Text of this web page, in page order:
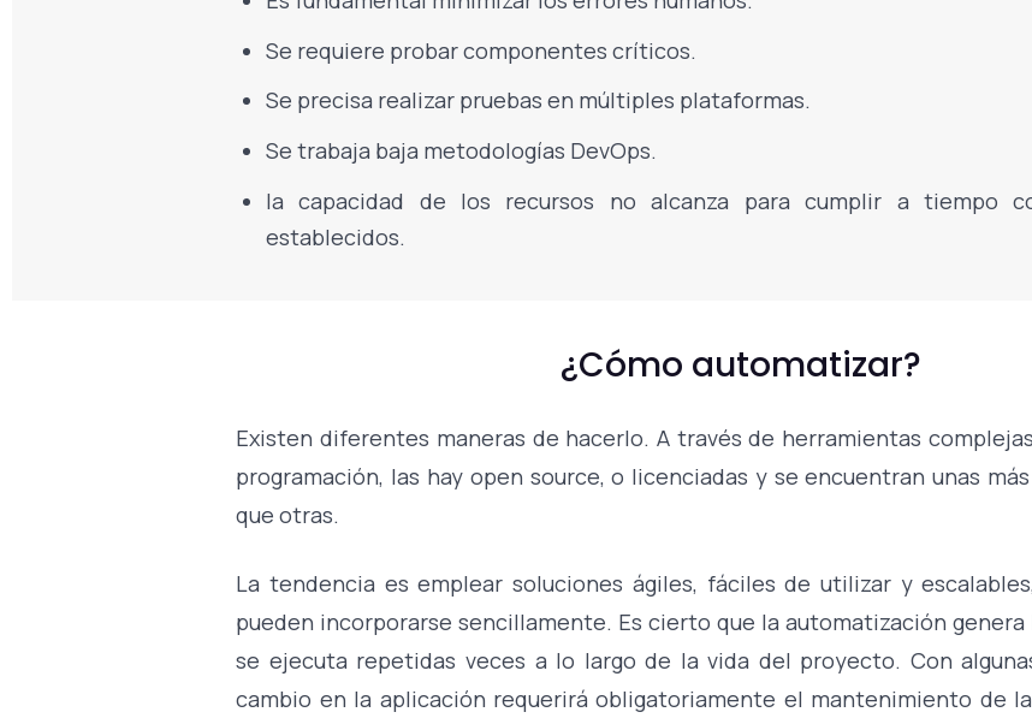
Se requiere probar componentes críticos.
Se precisa realizar pruebas en múltiples plataformas.
Se trabaja baja metodologías DevOps.
la capacidad de los recursos no alcanza para cumplir a tiempo
establecidos.
¿Cómo automatizar?
Existen diferentes maneras de hacerlo. A través de herramientas
programación, las hay open source, o licenciadas y se encuentran unas
que otras.
La tendencia es emplear soluciones ágiles, fáciles de utilizar y
pueden incorporarse sencillamente. Es cierto que la automatización genera
se ejecuta repetidas veces a lo largo de la vida del proyecto. Con
cambio en la aplicación requerirá obligatoriamente el mantenimiento de